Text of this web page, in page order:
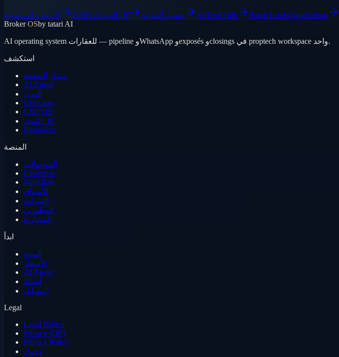
كل مدن السعودية CRM حسب المدينة كل الميزات AI Deal Hub Smart Lead Qualification
BrokerOSby tatari AI
AI operating system للعقارات — pipeline وWhatsApp وexposés وclosings في proptech workspace واحد.
استكشف
مسار الصفقة
AI Agent
المدن
Use cases
CEO OS
كل المدن
Resources
المنصة
الموديولات
Enterprise
Workflow
الأسواق
الميزات
المطورين
المشاريع
ابدأ
المنتج
الأسعار
AI Agent
أسئلة
الموبايل
Legal
Legal Notice
Privacy (DE)
Privacy Policy
دخول